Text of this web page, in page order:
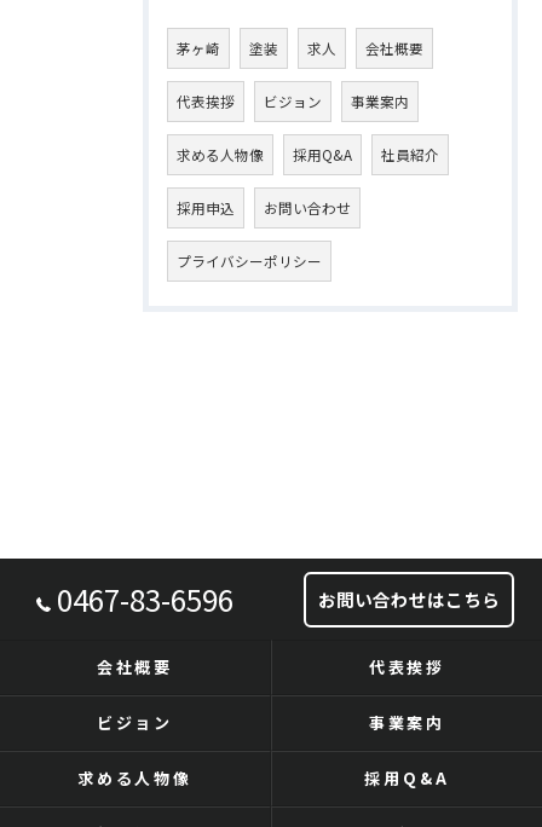
茅ヶ崎 塗装 求人 会社概要
代表挨拶 ビジョン 事業案内
求める人物像 採用Q&A 社員紹介
採用申込 お問い合わせ
プライバシーポリシー
0467-83-6596 お問い合わせはこちら
会社概要 代表挨拶
ビジョン 事業案内
求める人物像 採用Q&A